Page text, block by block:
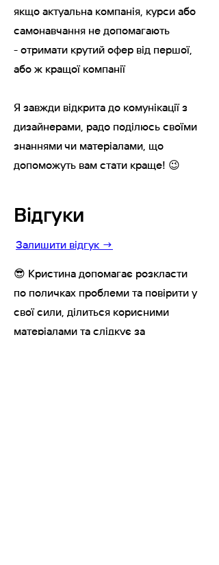
якщо актуальна компанія, курси або
самонавчання не допомагають
- отримати крутий офер від першої,
або ж кращої компанії
Я завжди відкрита до комунікації з
дизайнерами, радо поділюсь своїми
знаннями чи матеріалами, що
допоможуть вам стати краще! 😉
Відгуки
😎 Кристина допомагає розкласти
по поличках проблеми та повірити у
свої сили, ділиться корисними
матеріалами та слідкує за
Залишити відгук →